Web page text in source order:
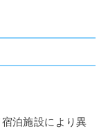
泊施設により異